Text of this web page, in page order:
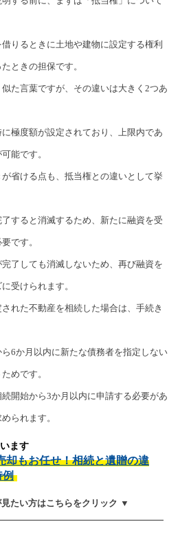
りるときに土地や建物に設定する権利
ときの担保です。
た言葉ですが、その違いは大きく2つあ
極度額が設定されており、上限内であ
能です。
省ける点も、抵当権との違いとして挙
すると消滅するため、新たに融資を受
です。
了しても消滅しないため、再び融資を
受けられます。
れた不動産を相続した場合は、手続き
6か月以内に新たな債務者を指定しない
めです。
開始から3か月以内に申請する必要があ
られます。
ます
却もお任せ！相続と遺贈の違
例
たい方はこちらをクリック ▼